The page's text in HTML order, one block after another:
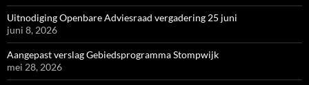
Uitnodiging Openbare Adviesraad vergadering 25 juni
juni 8, 2026
Aangepast verslag Gebiedsprogramma Stompwijk
mei 28, 2026